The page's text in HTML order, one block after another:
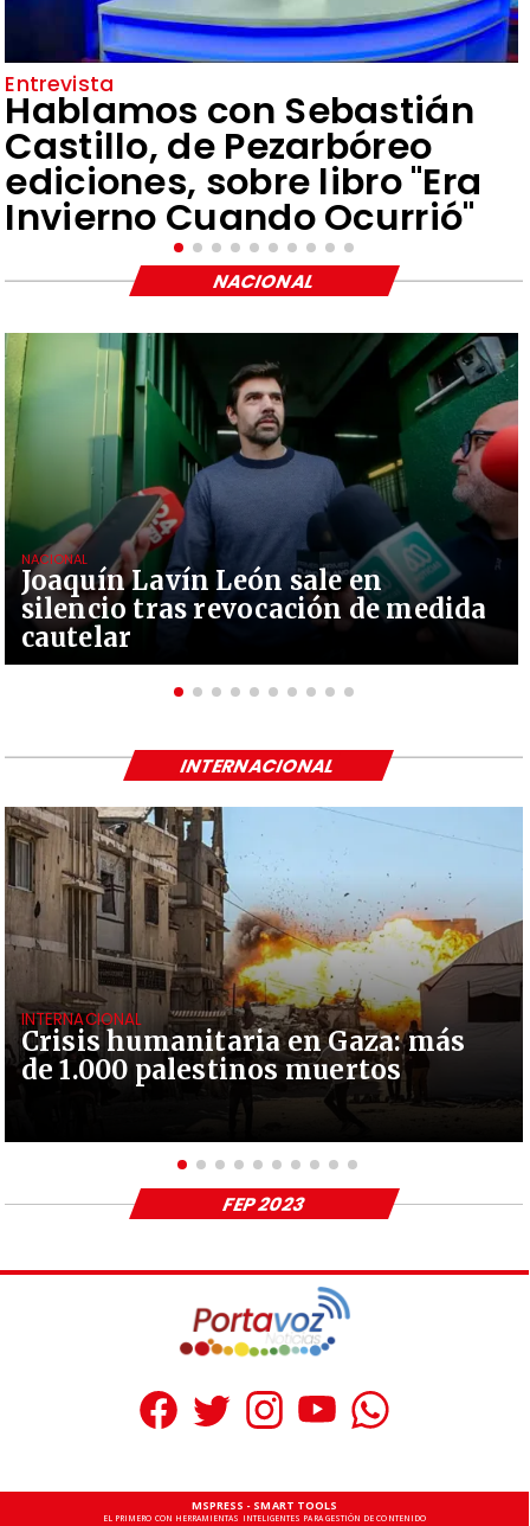
Entrevista
Hablamos con Sebastián
Castillo, de Pezarbóreo
ediciones, sobre libro "Era
Invierno Cuando Ocurrió"
Joaquín Lavín León sale en
silencio tras revocación de medida
cautelar
NACIONAL
NACIONAL
Crisis humanitaria en Gaza: más
de 1.000 palestinos muertos
INTERNACIONAL
INTERNACIONAL
FEP 2023
MSPRESS - SMART TOOLS
EL PRIMERO CON HERRAMIENTAS INTELIGENTES PARA GESTIÓN DE CONTENIDO